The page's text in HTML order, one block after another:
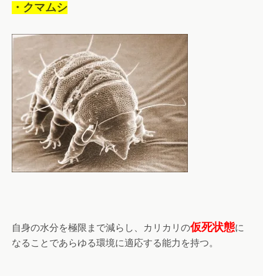
・クマムシ
自身の水分を極限まで減らし、カリカリの仮死状態に
なることであらゆる環境に適応する能力を持つ。